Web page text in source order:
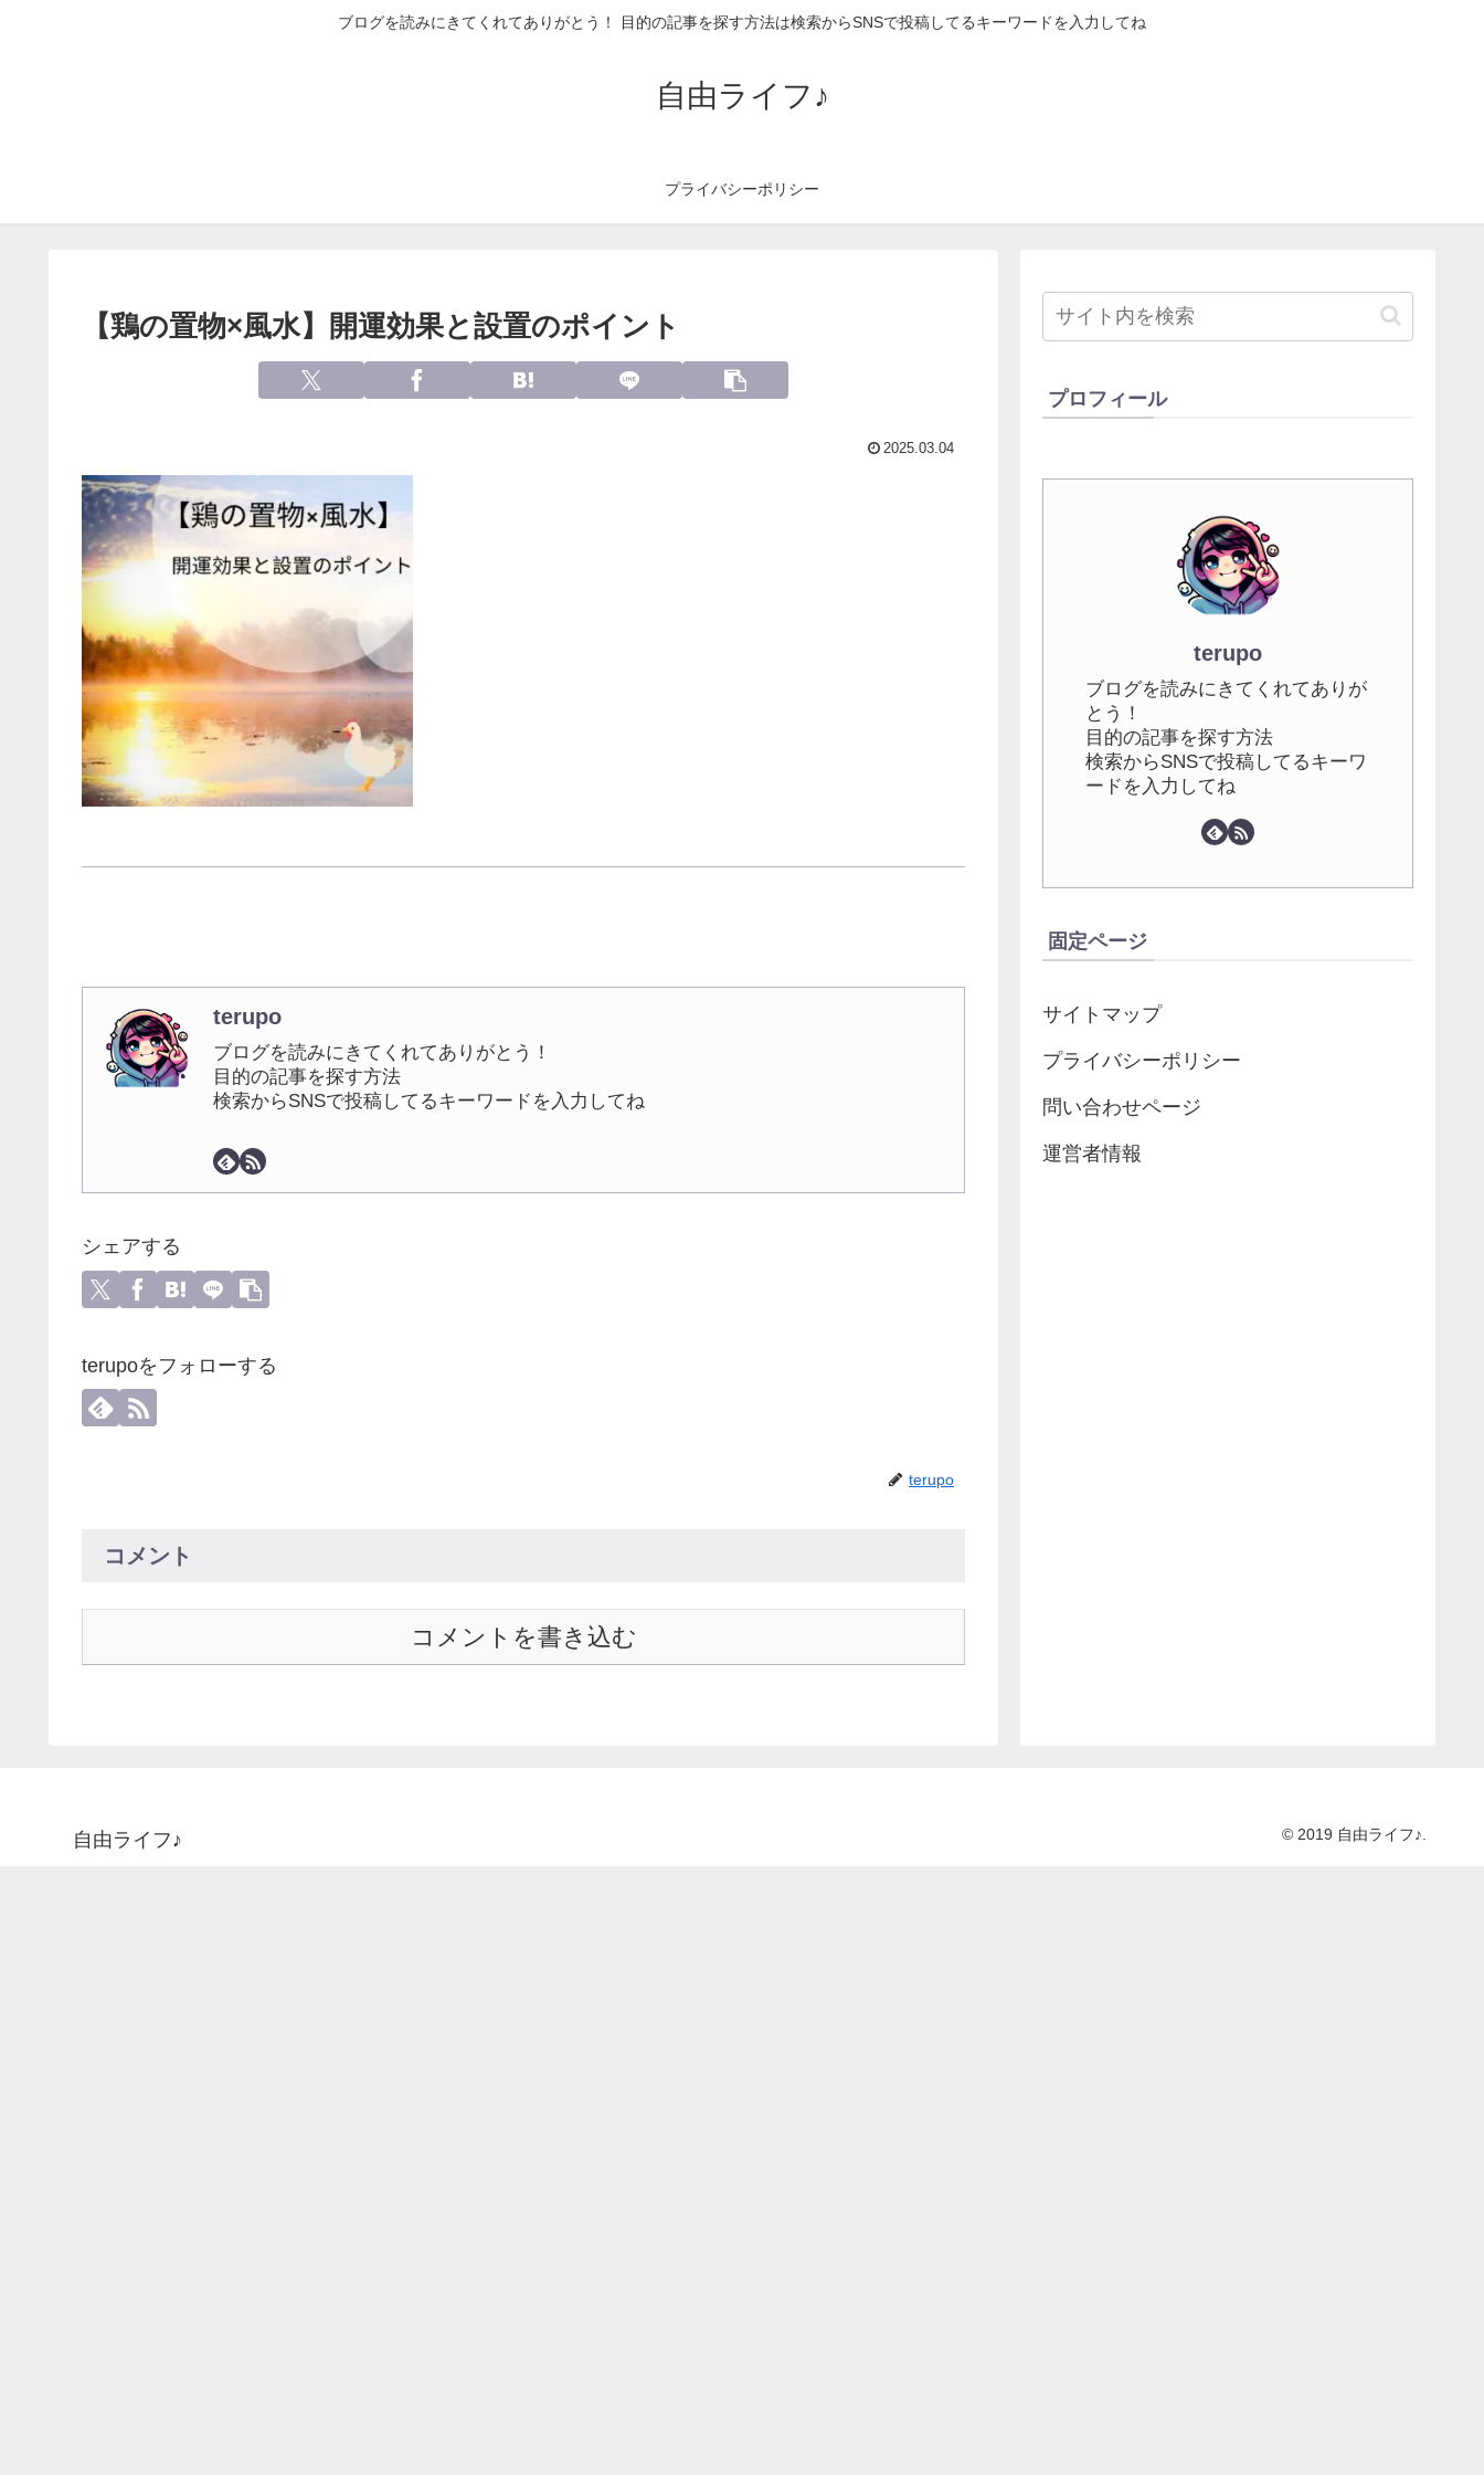
ブログを読みにきてくれてありがとう！ 目的の記事を探す方法は検索からSNSで投稿してるキーワードを入力してね
自由ライフ♪
プライバシーポリシー
【鶏の置物×風水】開運効果と設置のポイント
2025.03.04
terupo
ブログを読みにきてくれてありがとう！
目的の記事を探す方法
検索からSNSで投稿してるキーワードを入力してね
シェアする
terupoをフォローする
terupo
コメント
コメントを書き込む
プロフィール
terupo
ブログを読みにきてくれてありが
とう！
目的の記事を探す方法
検索からSNSで投稿してるキーワ
ードを入力してね
固定ページ
サイトマップ
プライバシーポリシー
問い合わせページ
運営者情報
自由ライフ♪ © 2019 自由ライフ♪.